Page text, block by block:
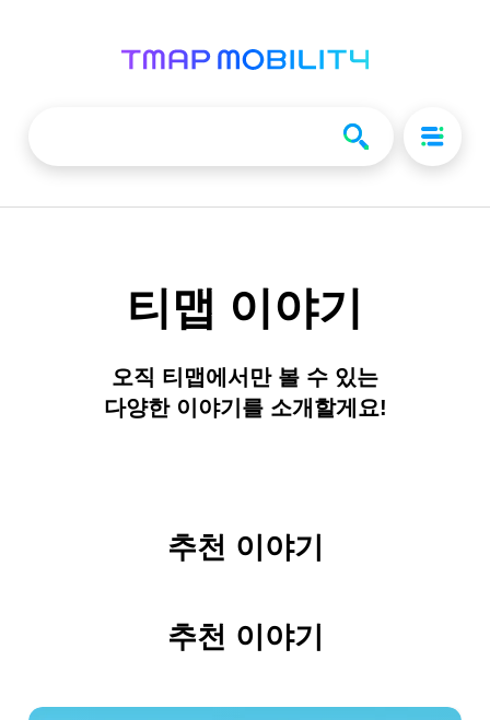
티맵 이야기
오직 티맵에서만 볼 수 있는
다양한 이야기를 소개할게요!
추천 이야기
추천 이야기